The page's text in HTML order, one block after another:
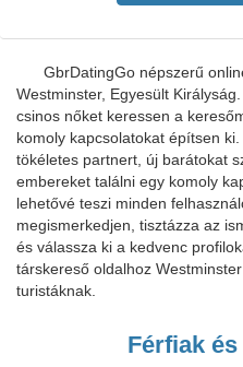
GbrDatingGo népszerű
Westminster, Egyesült
csinos nőket keressen a
komoly kapcsolatokat építsen
tökéletes partnert, új barátokat
embereket találni egy komoly
lehetővé teszi minden
megismerkedjen, tisztázza az
és válassza ki a kedvenc
társkereső oldalhoz
turistáknak.
Férfiak